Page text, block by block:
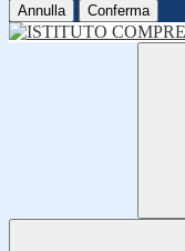
Annulla Conferma